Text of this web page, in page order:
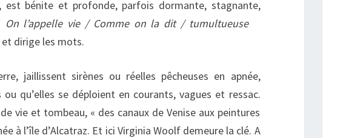
est bénite et profonde, parfois dormante, stagnante,
On l’appelle vie / Comme on la dit / tumultueuse
dirige les mots.
jaillissent sirènes ou réelles pêcheuses en apnée,
qu’elles se déploient en courants, vagues et ressac.
vie et tombeau, « des canaux de Venise aux peintures
à l’île d’Alcatraz. Et ici Virginia Woolf demeure la clé. A